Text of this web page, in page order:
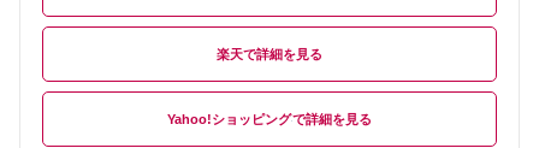
楽天
Yahoo!ショッピング